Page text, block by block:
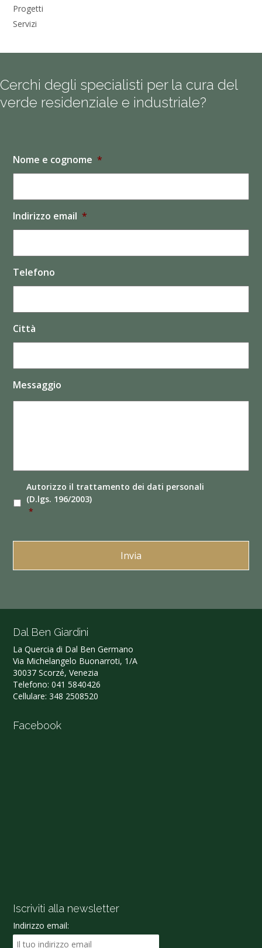
Progetti
Servizi
Cerchi degli specialisti per la cura del
verde residenziale e industriale?
Nome e cognome *
Indirizzo email *
Telefono
Città
Messaggio
Autorizzo il trattamento dei dati personali
(D.lgs. 196/2003)
*
Dal Ben Giardini
La Quercia di Dal Ben Germano‎
Via Michelangelo Buonarroti, 1/A
30037 Scorzé, Venezia
Telefono:041 5840426
Cellulare:348 2508520
Facebook
Iscriviti alla newsletter
Indirizzo email: